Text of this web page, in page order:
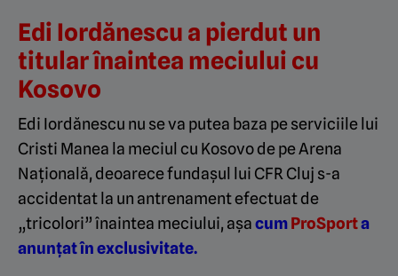
Edi Iordănescu a pierdut un
titular înaintea meciului cu
Kosovo
Edi Iordănescu nu se va putea baza pe serviciile lui
Cristi Manea la meciul cu Kosovo de pe Arena
Națională, deoarece fundașul lui CFR Cluj s-a
accidentat la un antrenament efectuat de
„tricolori” înaintea meciului, așacumProSporta
anunțat în exclusivitate.